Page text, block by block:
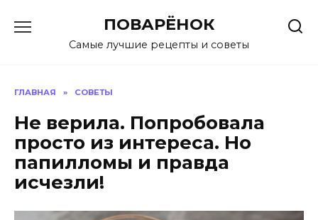
содержанию
ПОВАРЁНОК
Самые лучшие рецепты и советы
ГЛАВНАЯ » СОВЕТЫ
Не верила. Попробовала
просто из интереса. Но
папилломы и правда
исчезли!